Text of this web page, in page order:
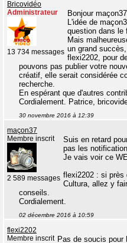
Bricovidéo
Administrateur
13 734 messages
Bonjour
L'idée de
question dans le
Mais
un grand
flexi2202, pour
pouvons pas publier votre
créatif, elle serait considérée
recherche.
En espérant que d'autres
Cordialement. Patrice,
30 novembre 2016 à 12:39
maçon37
Membre inscrit
2 589 messages
Suis en retard
pas les
Je vais voir ce
flexi2202 : si près
Cultura, allez y
conseils.
Cordialement.
02 décembre 2016 à 10:59
flexi2202
Membre inscrit Pas de soucis pour